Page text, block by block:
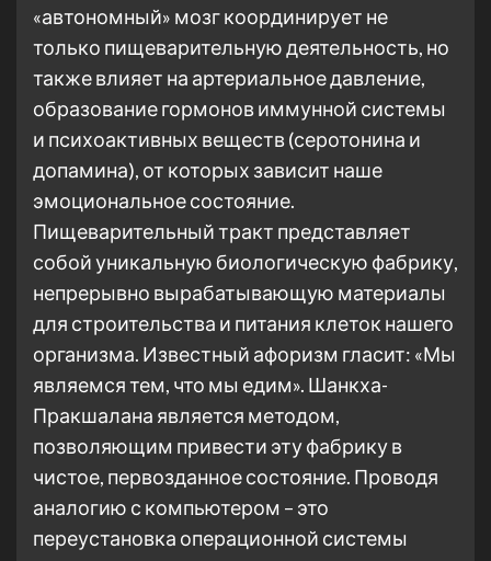
«автономный» мозг координирует не
только пищеварительную деятельность, но
также влияет на артериальное давление,
образование гормонов иммунной системы
и психоактивных веществ (серотонина и
допамина), от которых зависит наше
эмоциональное состояние.
Пищеварительный тракт представляет
собой уникальную биологическую фабрику,
непрерывно вырабатывающую материалы
для строительства и питания клеток нашего
организма. Известный афоризм гласит: «Мы
являемся тем, что мы едим». Шанкха-
Пракшалана является методом,
позволяющим привести эту фабрику в
чистое, первозданное состояние. Проводя
аналогию с компьютером – это
переустановка операционной системы